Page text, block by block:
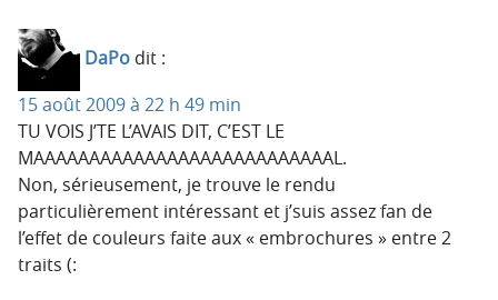
DaPo dit :
15 août 2009 à 22 h 49 min
TU VOIS J’TE L’AVAIS DIT, C’EST LE
MAAAAAAAAAAAAAAAAAAAAAAAAAAAL.
Non, sérieusement, je trouve le rendu
particulièrement intéressant et j’suis assez fan de
l’effet de couleurs faite aux « embrochures » entre 2
traits (: